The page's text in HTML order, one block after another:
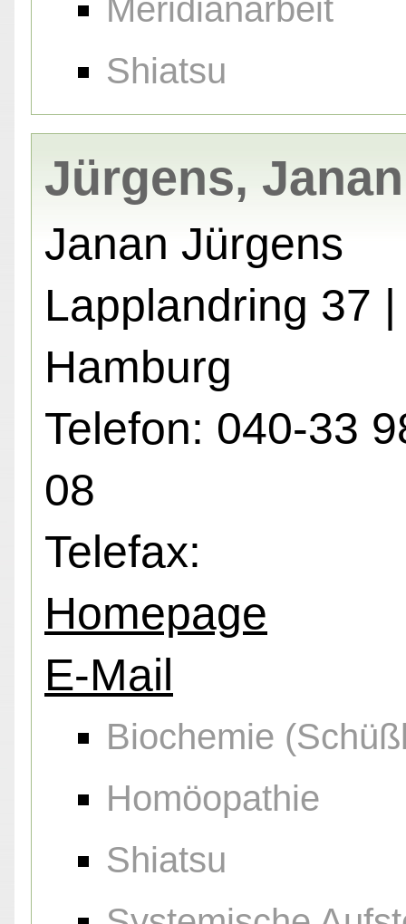
Meridianarbeit
Shiatsu
Jürgens, Janan
Janan Jürgens
Lapplandring 37
Hamburg
Telefon: 040-33
08
Telefax:
Homepage
E-Mail
Biochemie
Homöopathie
Shiatsu